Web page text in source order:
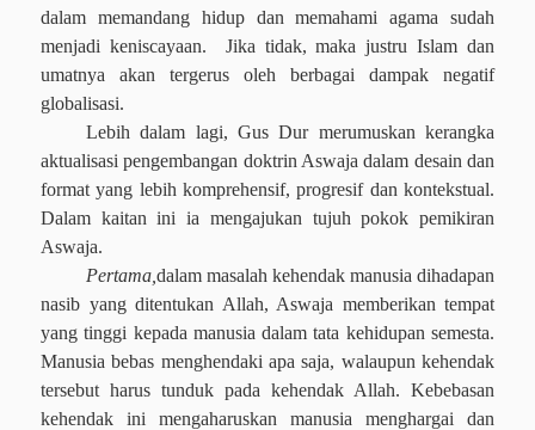
dalam memandang hidup dan memahami agama sudah
menjadi keniscayaan.
Jika tidak, maka justru Islam dan
umatnya akan tergerus oleh berbagai dampak negatif
globalisasi.
Lebih dalam lagi, Gus Dur merumuskan kerangka
aktualisasi pengembangan doktrin Aswaja dalam desain dan
format yang lebih komprehensif, progresif dan kontekstual.
Dalam kaitan ini ia mengajukan tujuh pokok pemikiran
Aswaja.
Pertama, dalam masalah kehendak manusia dihadapan
nasib yang ditentukan Allah, Aswaja memberikan tempat
yang tinggi kepada manusia dalam tata kehidupan semesta.
Manusia bebas menghendaki apa saja, walaupun kehendak
tersebut harus tunduk pada kehendak Allah. Kebebasan
kehendak ini mengaharuskan manusia menghargai dan